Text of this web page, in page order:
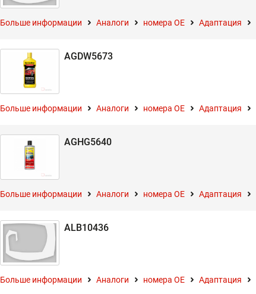
Больше информации Аналоги номера ОЕ Адаптация
AGDW5673
Больше информации Аналоги номера ОЕ Адаптация
AGHG5640
Больше информации Аналоги номера ОЕ Адаптация
ALB10436
Больше информации Аналоги номера ОЕ Адаптация